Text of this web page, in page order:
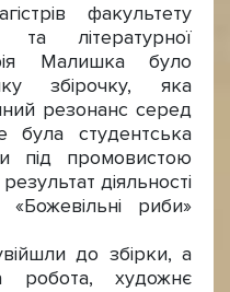
факультету
та літературної
Малишка було
збірочку, яка
резонанс серед
була студентська
під промовистою
діяльності
«Божевільні риби»
до збірки, а
робота, художнє